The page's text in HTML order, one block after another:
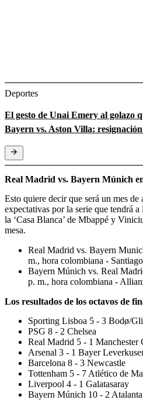
Deportes
El gesto de Unai Emery al golazo
Bayern vs. Aston Villa:
Real Madrid vs. Bayern Múnich
Esto quiere decir que será un mes
expectativas por la serie que tendrá
la ‘Casa Blanca’ de Mbappé y
mesa.
Real Madrid vs. Bayern
m., hora colombiana -
Bayern Múnich vs. Real
p. m., hora colombiana -
Los resultados de los octavos de
Sporting Lisboa 5 - 3 Bodø/
PSG 8 - 2 Chelsea
Real Madrid 5 - 1 Manchester
Arsenal 3 - 1 Bayer
Barcelona 8 - 3 Newcastle
Tottenham 5 - 7 Atlético de
Liverpool 4 - 1 Galatasaray
Bayern Múnich 10 - 2 Atalanta